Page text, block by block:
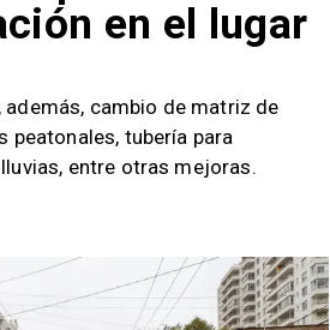
en el lugar
cambio de matriz de
peatonales, tubería para
entre otras mejoras.